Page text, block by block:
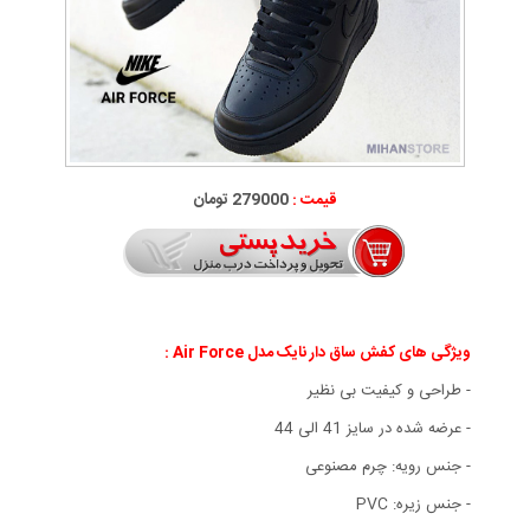
قیمت :279000 تومان
ویژگی های کفش ساق دار نایک مدل Air Force
:
- طراحی و کیفیت بی نظیر
- عرضه شده در سایز 41 الی 44
- جنس رویه: چرم مصنوعی
- جنس زیره: PVC